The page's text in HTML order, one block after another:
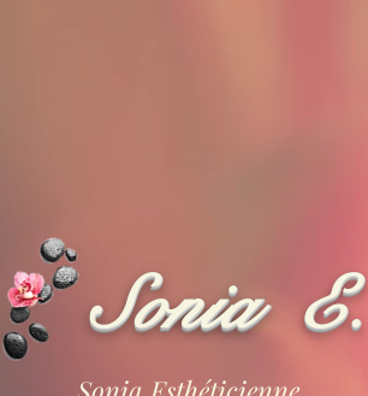
Sonia E.